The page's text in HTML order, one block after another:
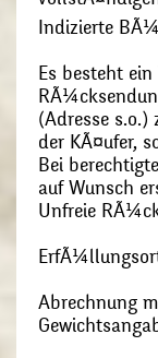
Indizierte
Es besteht
(Adresse
der KÃ¤ufer,
Bei
auf Wunsch
Unfreie
Abrechnung